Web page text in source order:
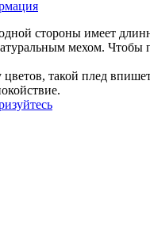
стороны имеет
мехом.
такой плед